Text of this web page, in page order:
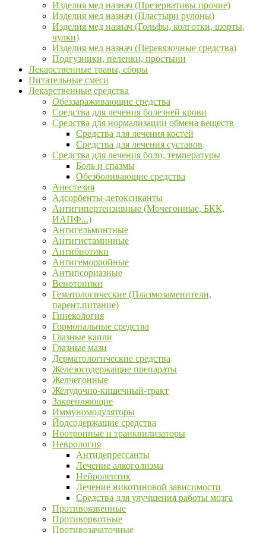
Изделия мед назнач (Презервативы прочие)
Изделия мед назнач (Пластыри рулоны)
Изделия мед назнач (Гольфы, колготки, шорты,
чулки)
Изделия мед назнач (Перевязочные средства)
Подгузники, пеленки, простыни
Лекарственные травы, сборы
Питательные смеси
Лекарственные средства
Обеззараживающие средства
Средства для лечения болезней крови
Средства для нормализации обмена веществ
Средства для лечения костей
Средства для лечения суставов
Средства для лечения боли, температуры
Боль и спазмы
Обезболивающие средства
Анестезия
Адсорбенты-детоксиканты
Антигипертензивные (Мочегонные, БКК,
ИАПФ...)
Антигельминтные
Антигистаминные
Антибиотики
Антигеморройные
Антипсориазные
Венотоники
Гематологические (Плазмозаменители,
парент.питание)
Гинекология
Гормональные средства
Глазные капли
Глазные мази
Дерматологические средства
Железосодержащие препараты
Желчегонные
Желудочно-кишечный-тракт
Закрепляющие
Иммуномодуляторы
Йодсодержащие средства
Ноотропные и транквилизаторы
Неврология
Антидепрессанты
Лечение алкоголизма
Нейролептик
Лечение никотиновой зависимости
Средства для улучшения работы мозга
Противоязвенные
Противорвотные
Противозачаточные